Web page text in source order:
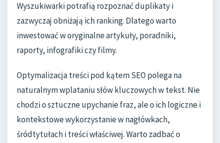
Wyszukiwarki potrafią rozpoznać duplikaty i
zazwyczaj obniżają ich ranking. Dlatego warto
inwestować w oryginalne artykuły, poradniki,
raporty, infografiki czy filmy.
Optymalizacja treści pod kątem SEO polega na
naturalnym wplataniu słów kluczowych w tekst. Nie
chodzi o sztuczne upychanie fraz, ale o ich logiczne i
kontekstowe wykorzystanie w nagłówkach,
śródtytułach i treści właściwej. Warto zadbać o